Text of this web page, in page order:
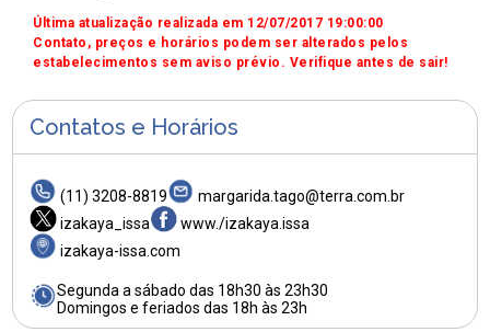
Última atualização realizada em 12/07/2017 19:00:00
Contato, preços e horários podem ser alterados pelos
estabelecimentos sem aviso prévio. Verifique antes de sair!
Contatos e Horários
(11) 3208-8819
margarida.tago@terra.com.br
izakaya_issa
www./izakaya.issa
izakaya-issa.com
Segunda a sábado das 18h30 às 23h30
Domingos e feriados das 18h às 23h